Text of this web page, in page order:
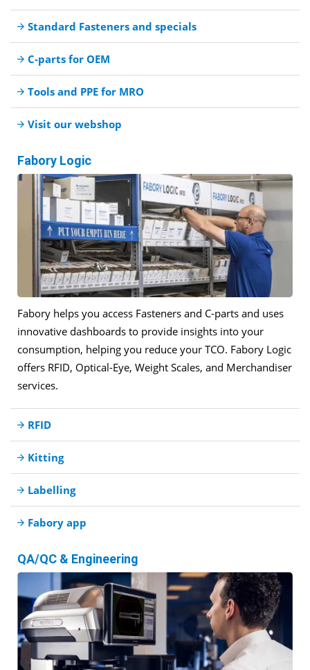
Standard Fasteners and specials
C-parts for OEM
Tools and PPE for MRO
Visit our webshop
Fabory Logic
Fabory helps you access Fasteners and C-parts and uses
innovative dashboards to provide insights into your
consumption, helping you reduce your TCO. Fabory Logic
offers RFID, Optical-Eye, Weight Scales, and Merchandiser
services.
RFID
Kitting
Labelling
Fabory app
QA/QC & Engineering